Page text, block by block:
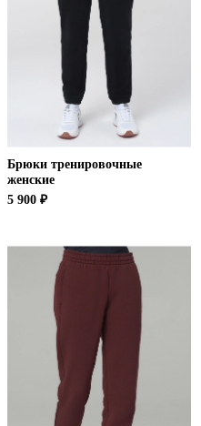
Брюки тренировочные
женские
5 900 ₽